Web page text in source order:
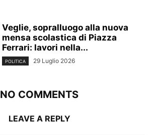
Veglie, sopralluogo alla nuova
mensa scolastica di Piazza
Ferrari: lavori nella...
POLITICA 29 Luglio 2026
NO COMMENTS
LEAVE A REPLY